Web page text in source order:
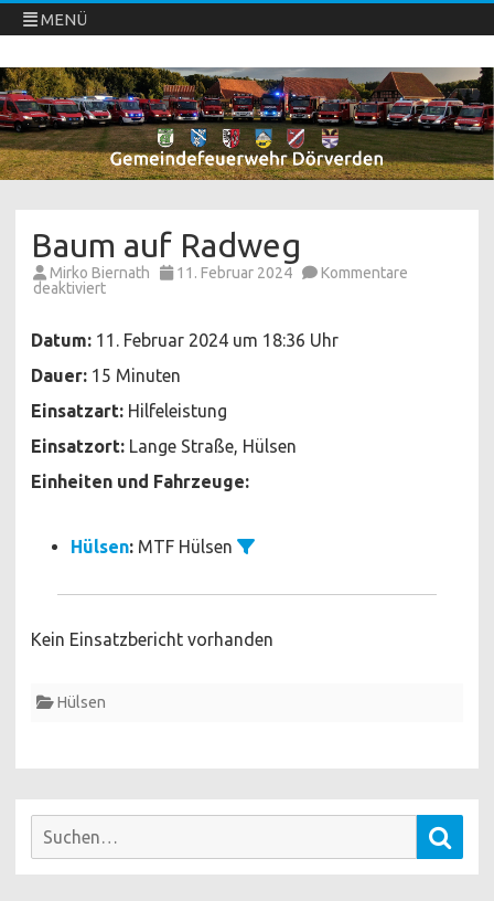
MENÜ
Freiwillige Feuerwehren Dörverden
Direkt
zum
Inhalt
springen
Baum auf Radweg
Mirko Biernath 11. Februar 2024
Kommentare
deaktiviertfür
Radweg
Datum: 11. Februar 2024 um 18:36 Uhr
Dauer: 15 Minuten
Einsatzart: Hilfeleistung
Einsatzort: Lange Straße, Hülsen
Einheiten und Fahrzeuge:
Hülsen: MTF Hülsen
Kein Einsatzbericht vorhanden
Hülsen
Suchen